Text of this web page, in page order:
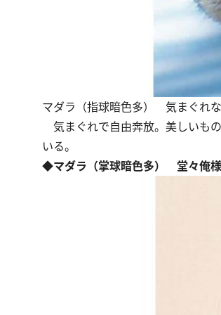
マダラ（指球暗色多） 気まぐれな
気まぐれで自由奔放。美しいも
いる。
◆マダラ（掌球暗色多） 堂々俺様